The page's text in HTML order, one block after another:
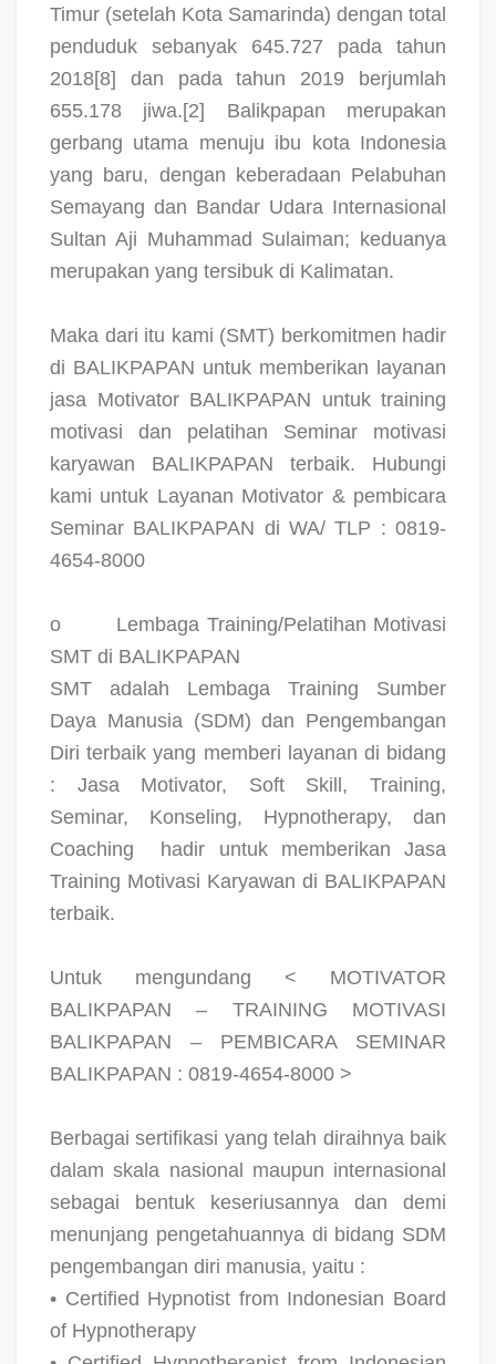
Timur (setelah Kota Samarinda) dengan total
penduduk sebanyak 645.727 pada tahun
2018[8] dan pada tahun 2019 berjumlah
655.178 jiwa.[2] Balikpapan merupakan
gerbang utama menuju ibu kota Indonesia
yang baru, dengan keberadaan Pelabuhan
Semayang dan Bandar Udara Internasional
Sultan Aji Muhammad Sulaiman; keduanya
merupakan yang tersibuk di Kalimatan.
Maka dari itu kami (SMT) berkomitmen hadir
di BALIKPAPAN untuk memberikan layanan
jasa Motivator BALIKPAPAN untuk training
motivasi dan pelatihan Seminar motivasi
karyawan BALIKPAPAN terbaik. Hubungi
kami untuk Layanan Motivator & pembicara
Seminar BALIKPAPAN di WA/ TLP : 0819-
4654-8000
o
Lembaga Training/Pelatihan Motivasi
SMT di BALIKPAPAN
SMT adalah Lembaga Training Sumber
Daya Manusia (SDM) dan Pengembangan
Diri terbaik yang memberi layanan di bidang
: Jasa Motivator, Soft Skill, Training,
Seminar, Konseling, Hypnotherapy, dan
Coaching
hadir untuk memberikan Jasa
Training Motivasi Karyawan di BALIKPAPAN
terbaik.
Untuk mengundang < MOTIVATOR
BALIKPAPAN – TRAINING MOTIVASI
BALIKPAPAN – PEMBICARA SEMINAR
BALIKPAPAN : 0819-4654-8000 >
Berbagai sertifikasi yang telah diraihnya baik
dalam skala nasional maupun internasional
sebagai bentuk keseriusannya dan demi
menunjang pengetahuannya di bidang SDM
pengembangan diri manusia, yaitu :
• Certified Hypnotist from Indonesian Board
of Hypnotherapy